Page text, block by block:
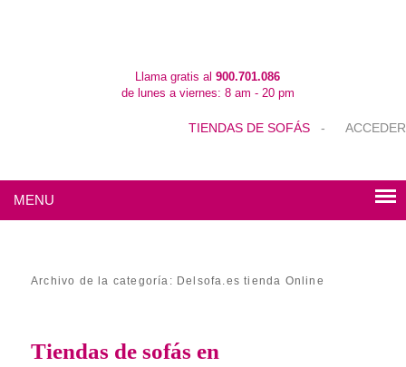
Llama gratis al 900.701.086
de lunes a viernes: 8 am - 20 pm
TIENDAS DE SOFÁS - ACCEDER
MENU
Archivo de la categoría: Delsofa.es tienda Online
Tiendas de sofás en